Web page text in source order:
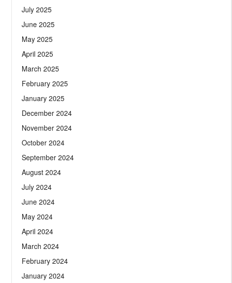
July 2025
June 2025
May 2025
April 2025
March 2025
February 2025
January 2025
December 2024
November 2024
October 2024
September 2024
August 2024
July 2024
June 2024
May 2024
April 2024
March 2024
February 2024
January 2024